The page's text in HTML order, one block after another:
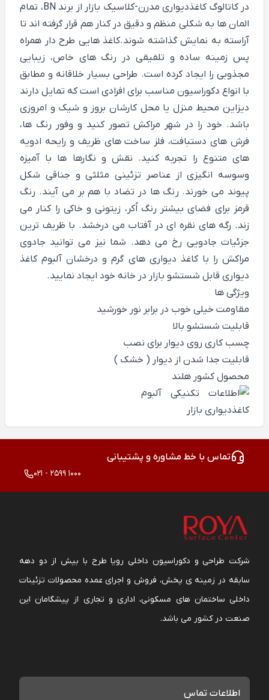
در کاتالوگ کاغذدیواری مدرن-کلاسیک بازار از برند BN، تمام
المان ها به شکلی منظم و دقیق در کنار هم قرار گرفته اند تا
آراسته به نمایش گذاشته شوند.کاغذ هایی طرح دار همراه
پس زمینه ساده و تلفیقی در رنگ های خاص، زیبایی
مجذوبی را ایجاد کرده است. طراحی بسیار خلاقانه و مطابق
با انواع دکوراسیون مناسب برای افرادی است که تمایل دارند
دیزاین محیط منزل یا محل کارشان بروز و شیک و امروزی
باشد. خود را در شهر مراکش تصور کنید و وفور رنگ ها،
فرش های دستبافت، فلز ساخت های ظریف و رایحه ادویه
های متنوع را تجربه کنید. نقش و نگارها ها با آمیزه
وسوسه انگیزی از عناصر تزئینی مثلثی و جناقی شکل
پیوند می خورند. رنگ ها در تضاد با هم بر می آیند. رنگ
قرمز برای فضای بیشتر رنگ اُکر، زیتونی و خاکی را کنار می
زند. رگه های نقره ای در آفتاب می درخشد. با ظریف ترین
جزئیات جادویی رخ می دهد. شما نیز می توانید جادوی
مراکش را با کاغذ دیواری های گرم و درخشان آلبوم کاغذ
دیواری قابل شستشو بازار در خانه خود ایجاد نمایید.
ویژگی ها
مقاومت خیلی خوب در برابر نور خورشید
قابلیت شستشو بالا
چسب کاری روی دیوار برای نصب
قابلیت جدا شدن از دیوار ( خشک )
محصول کشور هلند
تماس با خط مشاوره و پشتیبانی
021 - 2599 1000
شرکت طراحی و دکوراسیون داخلی رویا طرح با بیش از دو دهه
سابقه در زمینه ی پخش، فروش و اجرای عمده محصولات تزئینات
داخلی ساختمان های مسکونی، اداری و تجاری از پیشگامان این
صنعت در کشور می باشد.
اطلاعات تماس